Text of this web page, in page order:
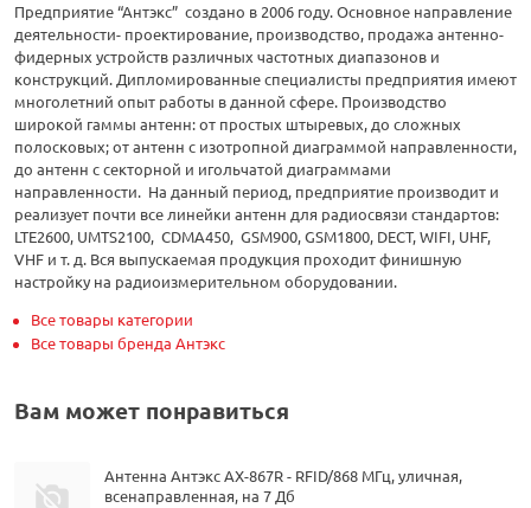
Предприятие “Антэкс” создано в 2006 году. Основное направление
деятельности- проектирование, производство, продажа антенно-
фидерных устройств различных частотных диапазонов и
конструкций. Дипломированные специалисты предприятия имеют
многолетний опыт работы в данной сфере. Производство
широкой гаммы антенн: от простых штыревых, до сложных
полосковых; от антенн с изотропной диаграммой направленности,
до антенн с секторной и игольчатой диаграммами
направленности. На данный период, предприятие производит и
реализует почти все линейки антенн для радиосвязи стандартов:
LTE2600, UMTS2100, CDMA450, GSM900, GSM1800, DECT, WIFI, UHF,
VHF и т. д. Вся выпускаемая продукция проходит финишную
настройку на радиоизмерительном оборудовании.
Все товары категории
Все товары бренда Антэкс
Вам может понравиться
Антенна Антэкс AX-867R - RFID/868 МГц, уличная,
всенаправленная, на 7 Дб